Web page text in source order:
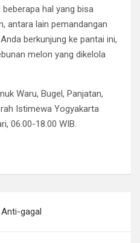
hal yang bisa
antara lain pemandangan
berkunjung ke pantai ini,
melon yang dikelola
Waru, Bugel, Panjatan,
Istimewa Yogyakarta
06.00-18.00 WIB.
gagal